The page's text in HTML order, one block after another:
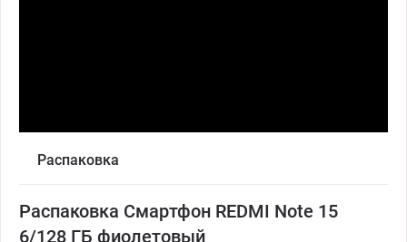
Распаковка
Распаковка Смартфон REDMI Note 15
6/128 ГБ фиолетовый